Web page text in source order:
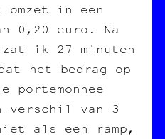
in een
0,20 euro. Na
ik 27 minuten
het bedrag op
verschil van 3
als een ramp,